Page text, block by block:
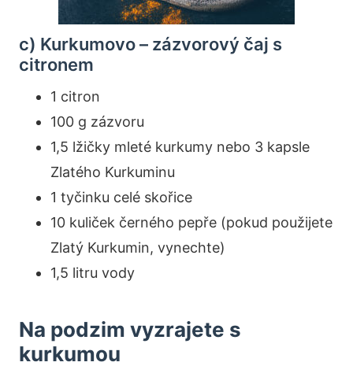
c) Kurkumovo – zázvorový čaj s
citronem
1 citron
100 g zázvoru
1,5 lžičky mleté kurkumy nebo 3 kapsle
Zlatého Kurkuminu
1 tyčinku celé skořice
10 kuliček černého pepře (pokud použijete
Zlatý Kurkumin, vynechte)
1,5 litru vody
Na podzim vyzrajete s
kurkumou